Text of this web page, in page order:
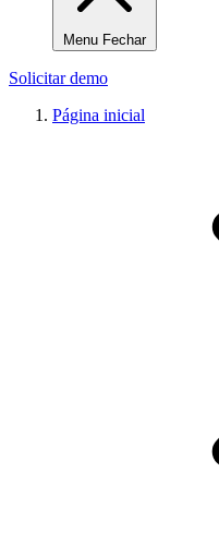
Menu Fechar
Solicitar demo
Página inicial